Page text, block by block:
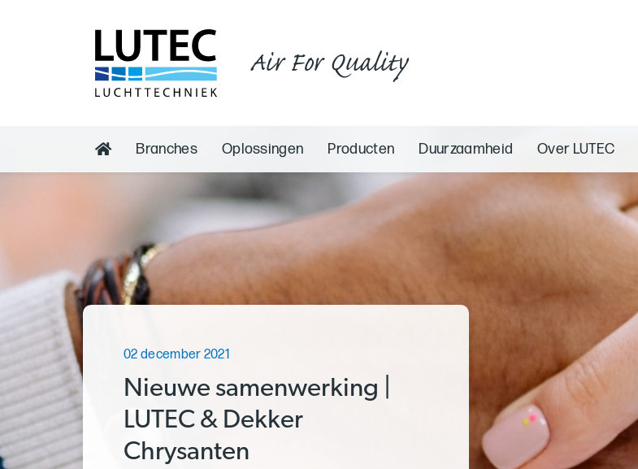
Air For Quality
Branches Oplossingen Producten Duurzaamheid Over LUTEC
02 december 2021
Nieuwe samenwerking |
LUTEC & Dekker
Chrysanten